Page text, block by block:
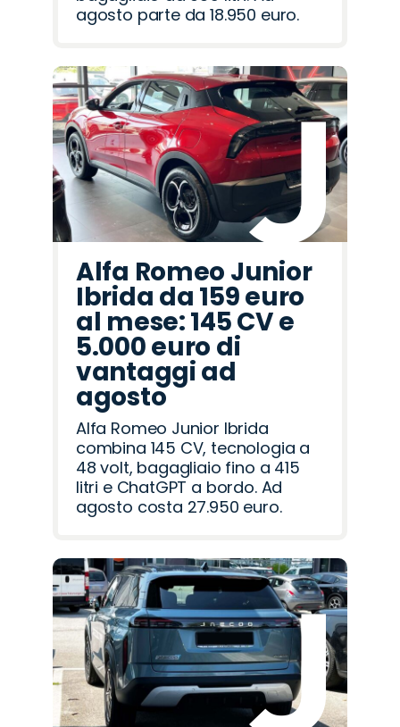
agosto parte da 18.950 euro.
Alfa Romeo Junior
Ibrida da 159 euro
al mese: 145 CV e
5.000 euro di
vantaggi ad
agosto
Alfa Romeo Junior Ibrida
combina 145 CV, tecnologia a
48 volt, bagagliaio fino a 415
litri e ChatGPT a bordo. Ad
agosto costa 27.950 euro.